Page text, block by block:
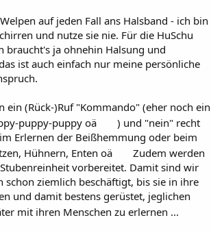
auf jeden Fall ans Halsband - ich bin
und nutze sie nie. Für die HuSchu
braucht's ja ohnehin Halsung und
ist auch einfach nur meine persönliche
ein (Rück-)Ruf "Kommando" (eher noch ein
puppy-puppy oä
) und "nein" recht
Erlernen der Beißhemmung oder beim
Hühnern, Enten oä
Zudem werden
vorbereitet. Damit sind wir
schon ziemlich beschäftigt, bis sie in ihre
und damit bestens gerüstet, jeglichen
mit ihren Menschen zu erlernen ...